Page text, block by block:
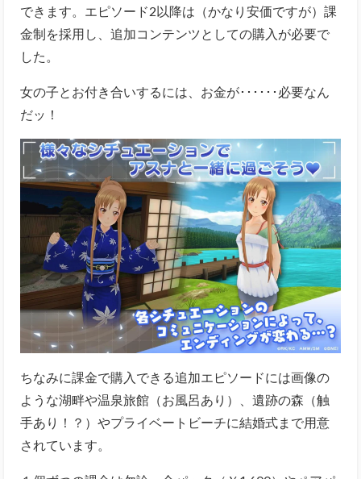
だッ！
ちなみに課金で購入できる追加エピソードには画像の
ような湖畔や温泉旅館（お風呂あり）、遺跡の森（触
手あり！？）やプライベートビーチに結婚式まで用意
されています。
１個ずつの課金は勿論、全パック（￥1,600）やペアパ
ック（￥600～￥700）などがあるので、どうせなら全
パックがリーズナブルなのでいいですね。